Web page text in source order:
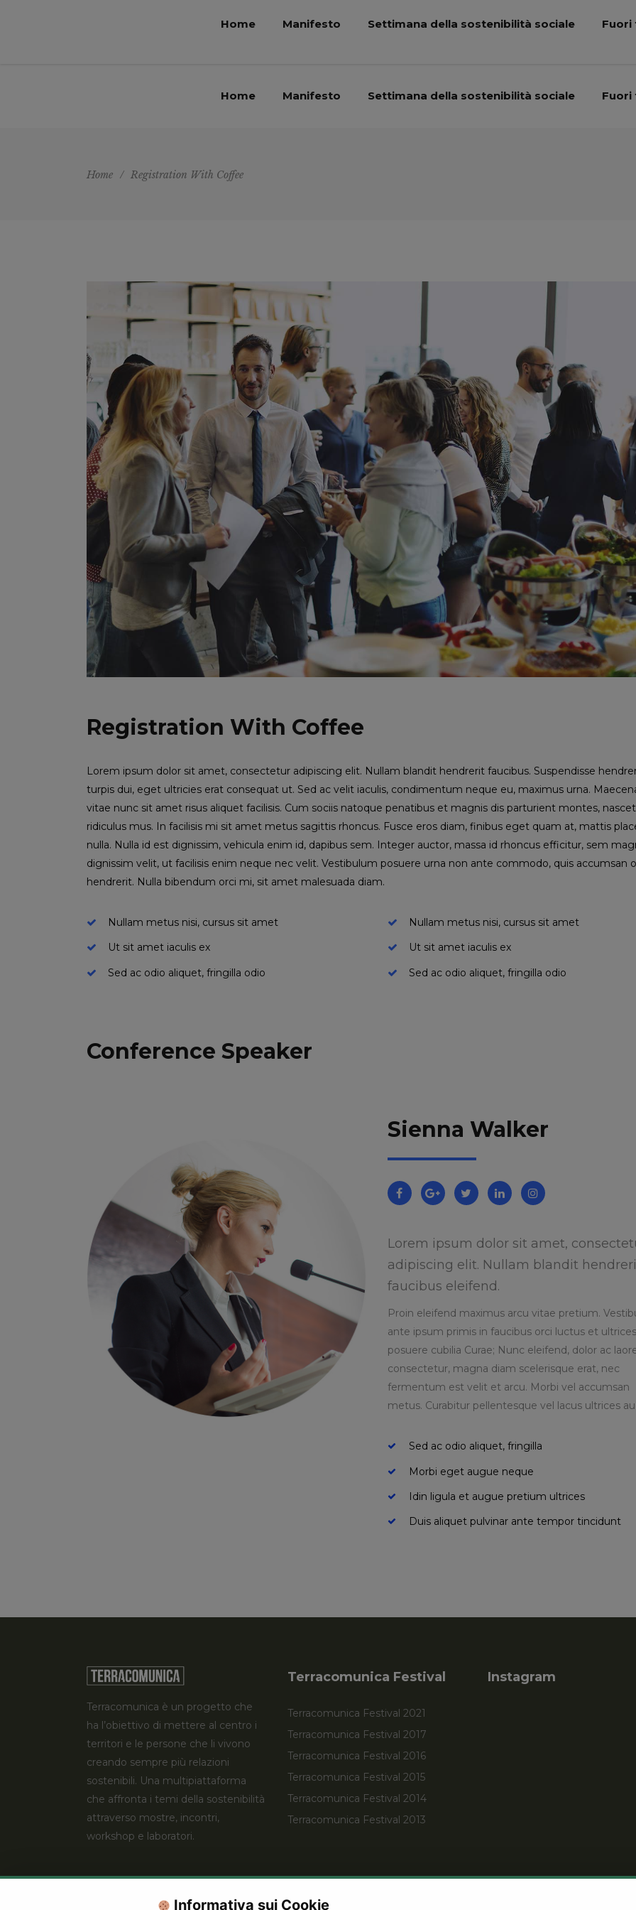
Informativa sui Cookie
Home Manifesto Settimana della sostenibilità sociale Fuori
Home Manifesto Settimana della sostenibilità sociale Fuori
Home / Registration With Coffee
Registration With Coffee
Lorem ipsum dolor sit amet, consectetur adipiscing elit. Nullam blandit hendrerit faucibus. Suspendisse
turpis dui, eget ultricies erat consequat ut. Sed ac velit iaculis, condimentum neque eu, maximus urna.
vitae nunc sit amet risus aliquet facilisis. Cum sociis natoque penatibus et magnis dis parturient montes,
ridiculus mus. In facilisis mi sit amet metus sagittis rhoncus. Fusce eros diam, finibus eget quam at, mattis
nulla. Nulla id est dignissim, vehicula enim id, dapibus sem. Integer auctor, massa id rhoncus efficitur, sem
dignissim velit, ut facilisis enim neque nec velit. Vestibulum posuere urna non ante commodo, quis accumsan
hendrerit. Nulla bibendum orci mi, sit amet malesuada diam.
Nullam metus nisi, cursus sit amet
Ut sit amet iaculis ex
Sed ac odio aliquet, fringilla odio
Nullam metus nisi, cursus sit amet
Ut sit amet iaculis ex
Sed ac odio aliquet, fringilla odio
Conference Speaker
Sienna Walker
Lorem ipsum dolor sit amet,
adipiscing elit. Nullam blandit
faucibus eleifend.
Proin eleifend maximus arcu vitae pretium.
ante ipsum primis in faucibus orci luctus et ultrices
posuere cubilia Curae; Nunc eleifend, dolor ac
consectetur, magna diam scelerisque erat, nec
fermentum est velit et arcu. Morbi vel accumsan
metus. Curabitur pellentesque vel lacus ultrices
Sed ac odio aliquet, fringilla
Morbi eget augue neque
Idin ligula et augue pretium ultrices
Duis aliquet pulvinar ante tempor tincidunt
Terracomunica è un progetto che
ha l’obiettivo di mettere al centro i
territori e le persone che li vivono
creando sempre più relazioni
sostenibili. Una multipiattaforma
che affronta i temi della sostenibilità
attraverso mostre, incontri,
workshop e laboratori.
Terracomunica Festival
Terracomunica Festival 2021
Terracomunica Festival 2017
Terracomunica Festival 2016
Terracomunica Festival 2015
Terracomunica Festival 2014
Terracomunica Festival 2013
Instagram